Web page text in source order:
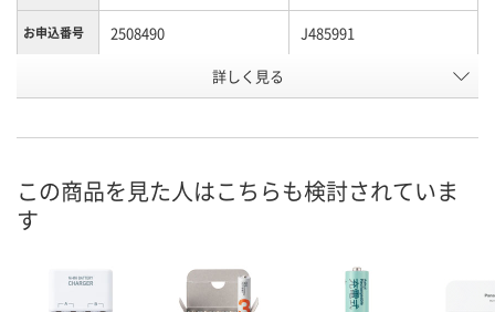
お申込番号 2508490 J485991
数量 数量
詳しく見る
この商品を見た人はこちらも検討されていま
す